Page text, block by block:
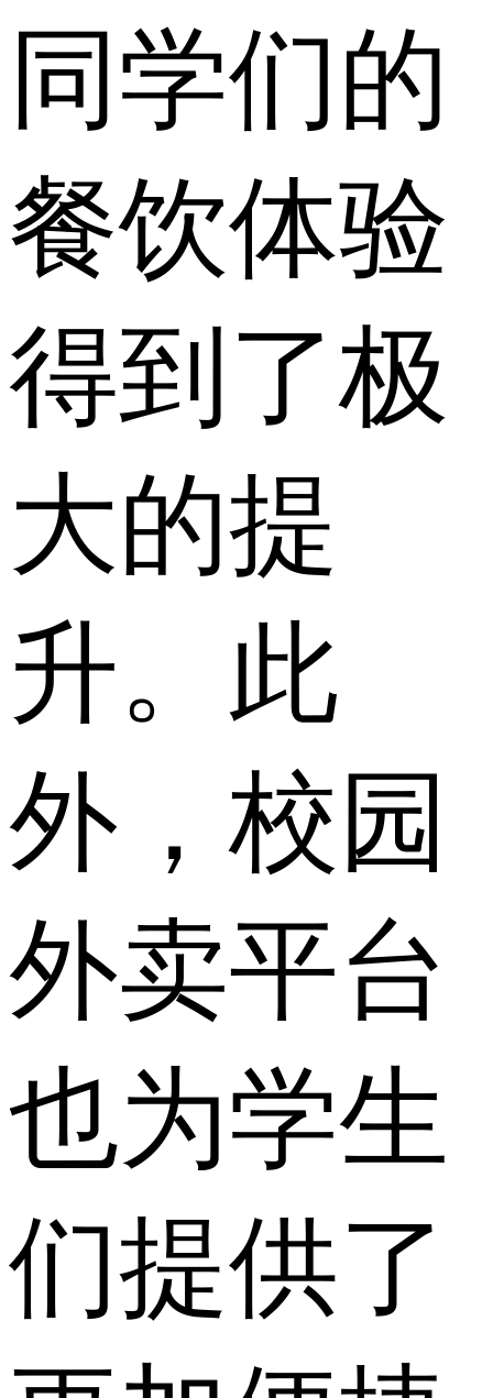
同学们的
餐饮体验
得到了极
大的提
升。此
外，校园
外卖平台
也为学生
们提供了